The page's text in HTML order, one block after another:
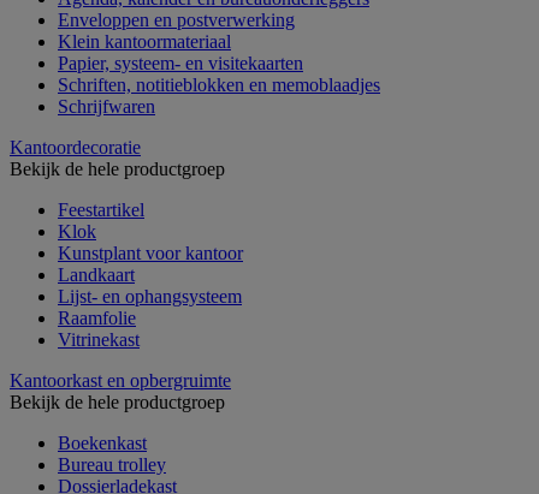
Enveloppen en postverwerking
Klein kantoormateriaal
Papier, systeem- en visitekaarten
Schriften, notitieblokken en memoblaadjes
Schrijfwaren
Kantoordecoratie
Bekijk de hele productgroep
Feestartikel
Klok
Kunstplant voor kantoor
Landkaart
Lijst- en ophangsysteem
Raamfolie
Vitrinekast
Kantoorkast en opbergruimte
Bekijk de hele productgroep
Boekenkast
Bureau trolley
Dossierladekast